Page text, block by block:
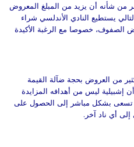
من شأنه أن يزيد من المبلغ المعروض
يستطيع النادي الأندلسي شراء
خصوصا مع الرغبة الأكيدة
من العروض بحجة ضآلة القيمة
أن إشبيلية ليس من أهدافه المزايدة
تسعى بشكل مباشر إلى الحصول على
أي ناد آخر.